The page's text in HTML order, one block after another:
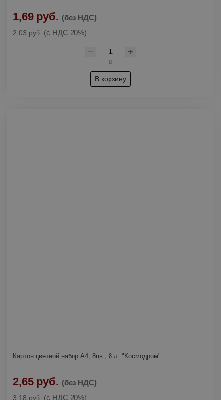
1,69 руб. (без НДС)
2,03 руб. (с НДС 20%)
м
В корзину
Картон цветной набор А4, 8цв., 8 л. "Космодром"
2,65 руб. (без НДС)
3,18 руб. (с НДС 20%)